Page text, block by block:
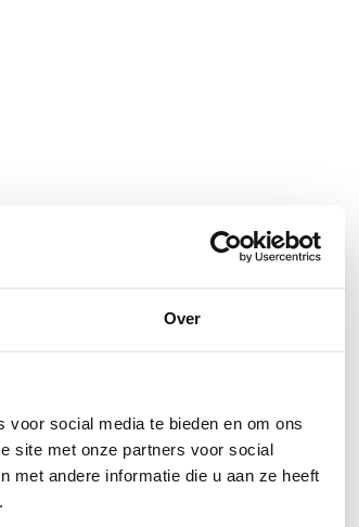
Over
social media te bieden en om ons
site met onze partners voor social
met andere informatie die u aan ze heeft